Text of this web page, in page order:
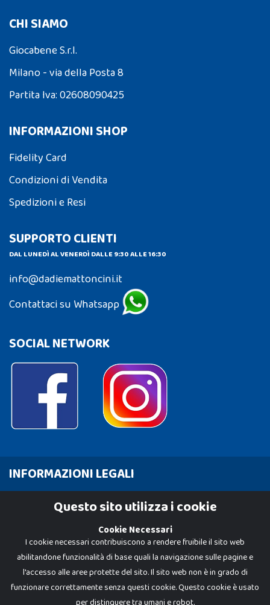
CHI SIAMO
Giocabene S.r.l.
Milano - via della Posta 8
Partita Iva: 02608090425
INFORMAZIONI SHOP
Fidelity Card
Condizioni di Vendita
Spedizioni e Resi
SUPPORTO CLIENTI
DAL LUNEDÌ AL VENERDÌ DALLE 9:30 ALLE 16:30
info@dadiemattoncini.it
Contattaci su Whatsapp
SOCIAL NETWORK
INFORMAZIONI LEGALI
Cookie PolicyQuesto sito utilizza i cookie
Cookie Necessari
I cookie necessari contribuiscono a rendere fruibile il sito web
abilitandone funzionalità di base quali la navigazione sulle pagine e
l'accesso alle aree protette del sito. Il sito web non è in grado di
funzionare correttamente senza questi cookie. Questo cookie è usato